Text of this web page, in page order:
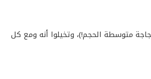
هرقل أن يأكل 50 كجم في الوجبة الواحدة (أي حوالي 50 دجاجة متوسطة الحجم!)، وتخيلوا أنه ومع كل